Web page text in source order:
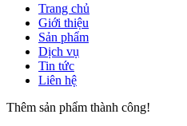
Trang chủ
Giới thiệu
Sản phẩm
Dịch vụ
Tin tức
Liên hệ
Thêm sản phẩm thành công!